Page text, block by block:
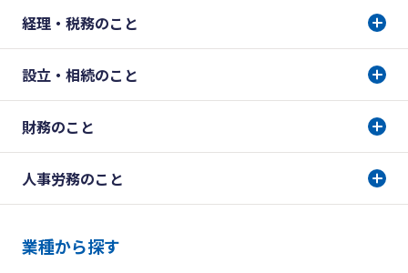
経理・税務のこと
設立・相続のこと
財務のこと
人事労務のこと
業種から探す